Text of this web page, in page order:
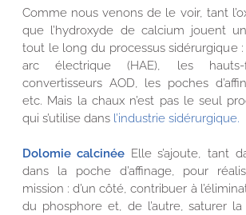
Comme nous venons de le voir, tant
que l’hydroxyde de calcium jouent
tout le long du processus sidérurgique
arc électrique (HAE), les hauts-
convertisseurs AOD, les poches
etc. Mais la chaux n’est pas le seul
qui s’utilise dans l’industrie sidérurgique.
Dolomie calcinée Elle s’ajoute, tant
dans la poche d’affinage, pour
mission : d’un côté, contribuer à
du phosphore et, de l’autre, saturer